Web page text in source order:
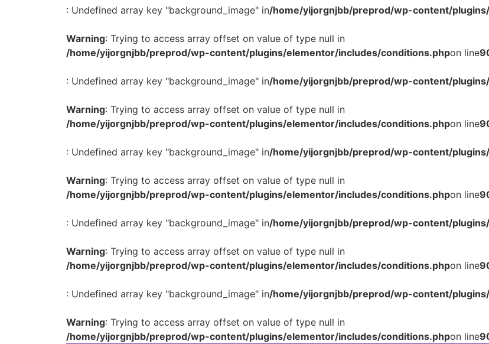
: Undefined array key "background_image" in/home/yijorgnjbb/preprod/wp-content/
Warning: Trying to access array offset on value of type null in
/home/yijorgnjbb/preprod/wp-content/plugins/elementor/includes/conditions.phpon line
: Undefined array key "background_image" in/home/yijorgnjbb/preprod/wp-content/
Warning: Trying to access array offset on value of type null in
/home/yijorgnjbb/preprod/wp-content/plugins/elementor/includes/conditions.phpon line
: Undefined array key "background_image" in/home/yijorgnjbb/preprod/wp-content/
Warning: Trying to access array offset on value of type null in
/home/yijorgnjbb/preprod/wp-content/plugins/elementor/includes/conditions.phpon line
: Undefined array key "background_image" in/home/yijorgnjbb/preprod/wp-content/
Warning: Trying to access array offset on value of type null in
/home/yijorgnjbb/preprod/wp-content/plugins/elementor/includes/conditions.phpon line
: Undefined array key "background_image" in/home/yijorgnjbb/preprod/wp-content/
Warning: Trying to access array offset on value of type null in
/home/yijorgnjbb/preprod/wp-content/plugins/elementor/includes/conditions.phpon line